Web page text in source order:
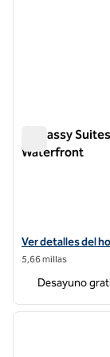
Embassy
Waterfront
Ver detalles del
Ver detalles del
5,66 millas
Desayuno
1 de 12